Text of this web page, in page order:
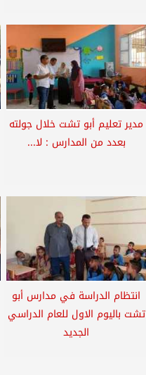
مدير تعليم أبو تشت خلال جولته
بعدد من المدارس : لا...
انتظام الدراسة في مدارس أبو
تشت باليوم الاول للعام الدراسي
الجديد